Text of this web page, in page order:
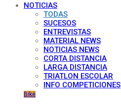
NOTICIAS
TODAS
SUCESOS
ENTREVISTAS
MATERIAL NEWS
NOTICIAS NEWS
CORTA DISTANCIA
LARGA DISTANCIA
TRIATLON ESCOLAR
INFO COMPETICIONES
Bike